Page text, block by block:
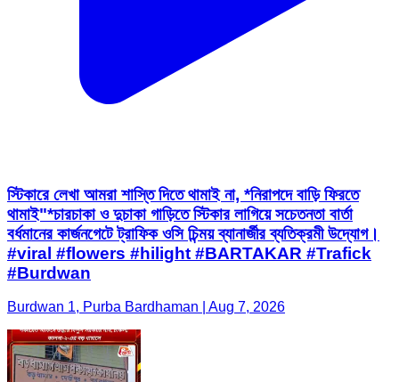
স্টিকারে লেখা আমরা শাস্তি দিতে থামাই না, *নিরাপদে বাড়ি ফিরতে
থামাই"*চারচাকা ও দুচাকা গাড়িতে স্টিকার লাগিয়ে সচেতনতা বার্তা
বর্ধমানের কার্জনগেটে ট্রাফিক ওসি চিন্ময় ব্যানার্জীর ব্যতিক্রমী উদ্যোগ।
#viral #flowers #hilight #BARTAKAR #Trafick
#Burdwan
Burdwan 1, Purba Bardhaman | Aug 7, 2026